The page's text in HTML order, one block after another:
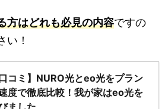
方はどれも必見の内容 ですの
い！